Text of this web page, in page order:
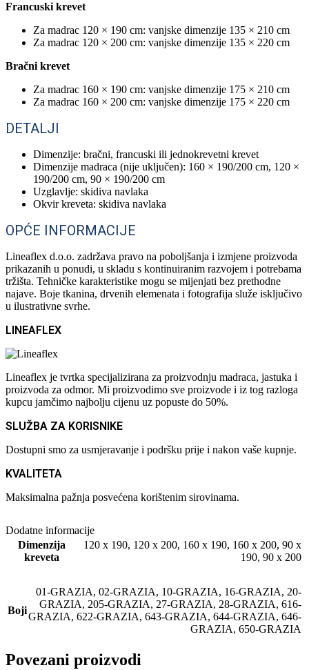
Francuski krevet
Za madrac 120 × 190 cm: vanjske dimenzije 135 × 210 cm
Za madrac 120 × 200 cm: vanjske dimenzije 135 × 220 cm
Bračni krevet
Za madrac 160 × 190 cm: vanjske dimenzije 175 × 210 cm
Za madrac 160 × 200 cm: vanjske dimenzije 175 × 220 cm
DETALJI
Dimenzije: bračni, francuski ili jednokrevetni krevet
Dimenzije madraca (nije uključen): 160 × 190/200 cm, 120 ×
190/200 cm, 90 × 190/200 cm
Uzglavlje: skidiva navlaka
Okvir kreveta: skidiva navlaka
OPĆE INFORMACIJE
Lineaflex d.o.o. zadržava pravo na poboljšanja i izmjene proizvoda
prikazanih u ponudi, u skladu s kontinuiranim razvojem i potrebama
tržišta. Tehničke karakteristike mogu se mijenjati bez prethodne
najave. Boje tkanina, drvenih elemenata i fotografija služe isključivo
u ilustrativne svrhe.
LINEAFLEX
Lineaflex je tvrtka specijalizirana za proizvodnju madraca, jastuka i
proizvoda za odmor. Mi proizvodimo sve proizvode i iz tog razloga
kupcu jamčimo najbolju cijenu uz popuste do 50%.
SLUŽBA ZA KORISNIKE
Dostupni smo za usmjeravanje i podršku prije i nakon vaše kupnje.
KVALITETA
Maksimalna pažnja posvećena korištenim sirovinama.
Dodatne informacije
Dimenzija
kreveta
120 x 190, 120 x 200, 160 x 190, 160 x 200, 90 x
190, 90 x 200
Boji
01-GRAZIA, 02-GRAZIA, 10-GRAZIA, 16-GRAZIA, 20-
GRAZIA, 205-GRAZIA, 27-GRAZIA, 28-GRAZIA, 616-
GRAZIA, 622-GRAZIA, 643-GRAZIA, 644-GRAZIA, 646-
GRAZIA, 650-GRAZIA
Povezani proizvodi